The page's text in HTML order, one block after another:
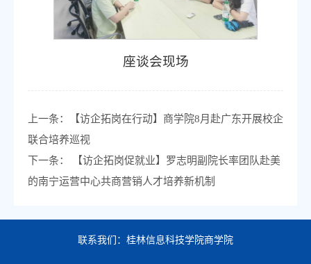
座谈会现场
上一条：
【访企拓岗在行动】商学院8月赴广东开展校企
联合培养巡视
下一条：
【访企拓岗促就业】罗志明副院长率团队赴美
的南宁运营中心共商营销人才培养新机制
联系我们：桂林信息科技学院商学院